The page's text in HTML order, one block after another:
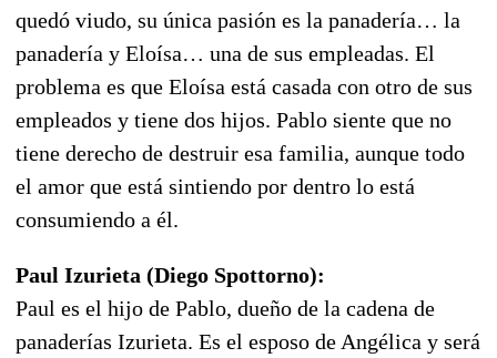
quedó viudo, su única pasión es la panadería… la
panadería y Eloísa… una de sus empleadas. El
problema es que Eloísa está casada con otro de sus
empleados y tiene dos hijos. Pablo siente que no
tiene derecho de destruir esa familia, aunque todo
el amor que está sintiendo por dentro lo está
consumiendo a él.
Paul Izurieta (Diego Spottorno):
Paul es el hijo de Pablo, dueño de la cadena de
panaderías Izurieta. Es el esposo de Angélica y será